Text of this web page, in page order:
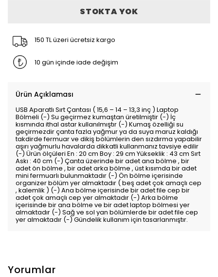
STOKTA YOK
150 TL üzeri ücretsiz kargo
10 gün içinde iade değişim
Ürün Açıklaması
USB Aparatlı Sırt Çantası ( 15,6 – 14 – 13,3 inç ) Laptop
Bölmeli (-) Su geçirmez kumaştan üretilmiştir (-) İç
kısmında ithal astar kullanılmıştır (-) Kumaş özelliği su
geçirmezdir çanta fazla yağmur ya da suya maruz kaldığı
takdirde fermuar ve dikiş bölümlerin den sızdırma yapabilir
aşırı yağmurlu havalarda dikkatli kullanmanız tavsiye edilir
(-) Ürün ölçüleri En : 20 cm Boy : 29 cm Yükseklik : 43 cm Sırt
Askı : 40 cm (-) Çanta üzerinde bir adet ana bölme , bir
adet ön bölme , bir adet arka bölme , üst kısımda bir adet
mini fermuarlı bulunmaktadır (-) Ön bölme içerisinde
organizer bölüm yer almaktadır ( beş adet çok amaçlı cep
, kalemlik ) (-) Ana bölme içerisinde bir adet file cep bir
adet çok amaçlı cep yer almaktadır (-) Arka bölme
içerisinde bir ana bölme ve bir adet laptop bölmesi yer
almaktadır (-) Sağ ve sol yan bölümlerde bir adet file cep
yer almaktadır (-) Gündelik kullanım için tasarlanmıştır.
Yorumlar